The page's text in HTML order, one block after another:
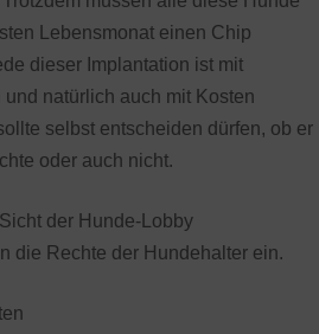
Lebensmonat einen Chip
dieser Implantation ist mit
natürlich auch mit Kosten
selbst entscheiden dürfen, ob er
oder auch nicht.
der Hunde-Lobby
die Rechte der Hundehalter ein.